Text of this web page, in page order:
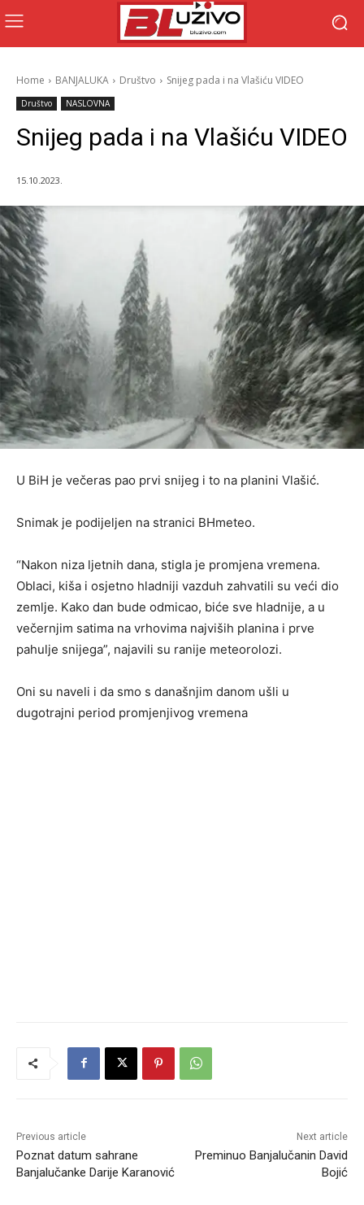
Home BANJALUKA Društvo Snijeg pada i na Vlašiću VIDEO
Društvo NASLOVNA
Snijeg pada i na Vlašiću VIDEO
15.10.2023.
U BiH je večeras pao prvi snijeg i to na planini Vlašić.
Snimak je podijeljen na stranici BHmeteo.
“Nakon niza ljetnih dana, stigla je promjena vremena.
Oblaci, kiša i osjetno hladniji vazduh zahvatili su veći dio
zemlje. Kako dan bude odmicao, biće sve hladnije, a u
večernjim satima na vrhovima najviših planina i prve
pahulje snijega”, najavili su ranije meteorolozi.
Oni su naveli i da smo s današnjim danom ušli u
dugotrajni period promjenjivog vremena
Previous article
Poznat datum sahrane
Banjalučanke Darije Karanović
Next article
Preminuo Banjalučanin David
Bojić